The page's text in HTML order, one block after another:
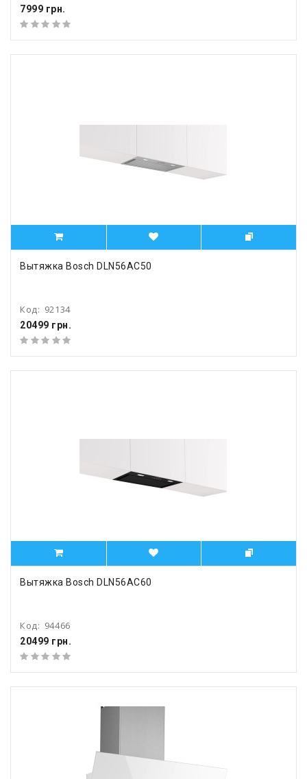
7999 грн.
Вытяжка Bosch DLN56AC50
Код: 92134
20499 грн.
Вытяжка Bosch DLN56AC60
Код: 94466
20499 грн.